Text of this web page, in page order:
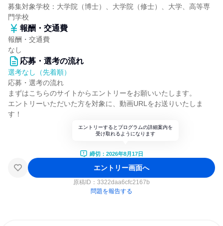
募集対象学校：大学院（博士）、大学院（修士）、大学、高等専
門学校
報酬・交通費
報酬・交通費
なし
応募・選考の流れ
選考なし（先着順）
応募・選考の流れ
まずはこちらのサイトからエントリーをお願いいたします。
エントリーいただいた方を対象に、動画URLをお送りいたしま
す！
エントリーするとプログラムの詳細案内を
受け取れるようになります
締切：2026年8月17日
エントリー画面へ
原稿ID： 3322daa6cfc2167b
問題を報告する